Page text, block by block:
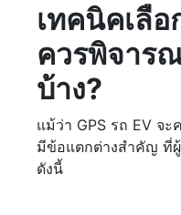
เทคนิคเลือ
ควรพิจาร
บ้าง?
แม้ว่า GPS รถ EV จ
มีข้อแตกต่างสำคัญ ที่
ดังนี้